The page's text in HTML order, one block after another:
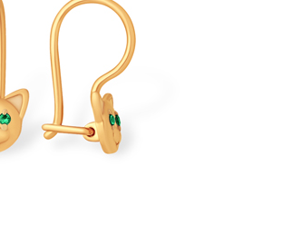
Добавляйте товары